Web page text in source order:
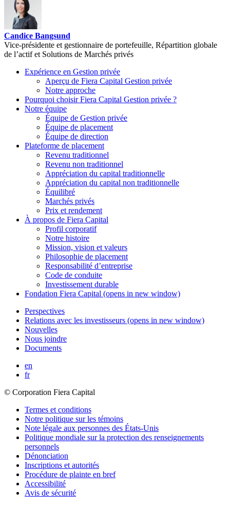
Candice Bangsund
Vice-présidente et gestionnaire de portefeuille, Répartition globale
de l’actif et Solutions de Marchés privés
Expérience en Gestion privée
Aperçu de Fiera Capital Gestion privée
Notre approche
Pourquoi choisirFiera Capital Gestion privée ?
Notre équipe
Équipe de Gestion privée
Équipe de placement
Équipe de direction
Plateforme de placement
Revenu traditionnel
Revenu non traditionnel
Appréciation du capital traditionnelle
Appréciation du capital non traditionnelle
Équilibré
Marchés privés
Prix et rendement
À propos de Fiera Capital
Profil corporatif
Notre histoire
Mission, vision et valeurs
Philosophie de placement
Responsabilité d’entreprise
Code de conduite
Investissement durable
Fondation Fiera Capital (opens in new window)
Perspectives
Relations avec les investisseurs (opens in new window)
Nouvelles
Nous joindre
Documents
en
fr
© Corporation Fiera Capital
Termes et conditions
Notre politique sur les témoins
Note légale aux personnes des États-Unis
Politique mondiale sur la protection des renseignements
personnels
Dénonciation
Inscriptions et autorités
Procédure de plainte en bref
Accessibilité
Avis de sécurité